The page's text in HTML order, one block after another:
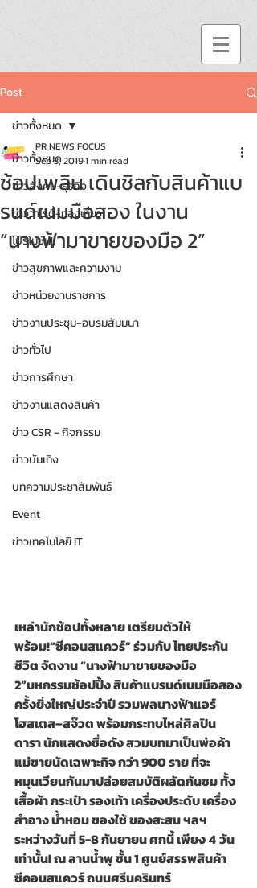
Post
ข่าวทั้งหมด
ข่าวสังคม-ธุรกิจ
ข่าววาไรตี้-ท่องเที่ยว
โปรโมชั่น!!
ข่าวสุขภาพและความงาม
ข่าวหน่วยงานราชการ
ข่าวงานประชุม-อบรมสัมมนา
ข่าวทั่วไป
ข่าวการศึกษา
ข่าวงานแสดงสินค้า
ข่าว CSR - กิจกรรม
ข่าวบันเทิง
บทความประชาสัมพันธ์
Event
ข่าวเทคโนโลยี IT
ข่าวทั้งหมด
ช้อปเพลิน เดินชิลกับสินค้าแบ
รนด์เนมมือสอง ในงาน
“นางฟ้ามาขายของมือ 2”
PR NEWS FOCUS
Sep 3, 20191 min read
เหล่านักช้อปทั้งหลาย เตรียมตัวให้
พร้อม!“ซีคอนสแควร์” ร่วมกับ ไทยประกัน
ชีวิต จัดงาน “นางฟ้ามาขายของมือ
2”มหกรรมช้อปปิ้ง สินค้าแบรนด์เนมมือสอง
ครั้งยิ่งใหญ่ประจำปี รวมพลนางฟ้าแอร์
โฮสเตส–สจ๊วต พร้อมกระทบไหล่ศิลปิน
ดารา นักแสดงชื่อดัง สวมบทมาเป็นพ่อค้า
แม่ขายนัดเฉพาะกิจ กว่า 900 ราย ที่จะ
หมุนเวียนกันมาปล่อยสมบัติผลัดกันชม ทั้ง
เสื้อผ้า กระเป๋า รองเท้า เครื่องประดับ เครื่อง
สำอาง น้ำหอม ของใช้ ของสะสม ฯลฯ
ระหว่างวันที่ 5-8 กันยายน ศกนี้ เพียง4วัน
เท่านั้น! ณ ลานน้ำพุ ชั้น 1 ศูนย์สรรพสินค้า
ซีคอนสแควร์ ถนนศรีนครินทร์